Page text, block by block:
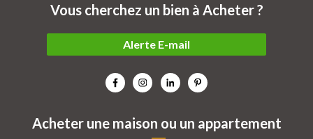
Acheter une maison ou un appartement
Vous cherchez un bien à Acheter ?
Alerte E-mail